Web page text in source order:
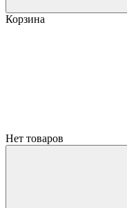
Корзина
Нет товаров